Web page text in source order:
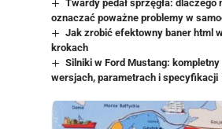
Twardy pedał sprzęgła: dlaczego
oznaczać poważne problemy w
Jak zrobić efektowny baner html
krokach
Silniki w Ford Mustang:
wersjach, parametrach i specyfikacji